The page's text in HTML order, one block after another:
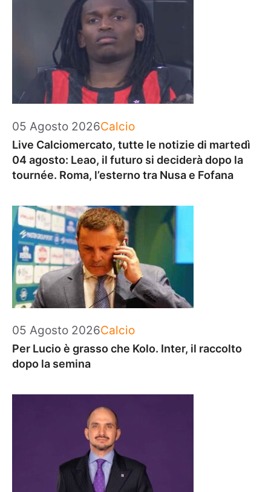
05 Agosto 2026Categorie
Calcio
Live Calciomercato, tutte le notizie di martedì
04 agosto: Leao, il futuro si deciderà dopo la
tournée. Roma, l’esterno tra Nusa e Fofana
05 Agosto 2026Categorie
Calcio
Per Lucio è grasso che Kolo. Inter, il raccolto
dopo la semina